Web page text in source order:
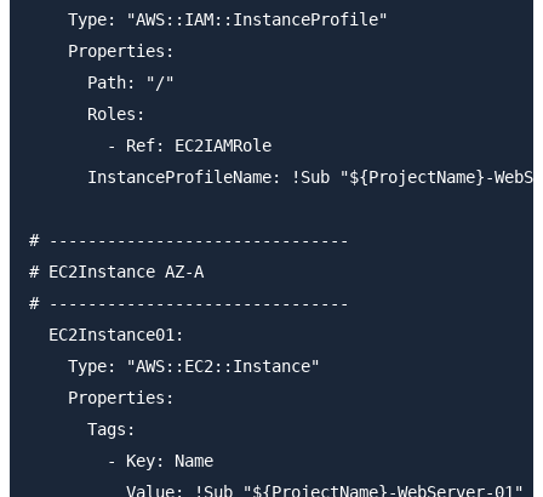
    Type: "AWS::IAM::InstanceProfile"
    Properties:
      Path: "/"
      Roles:
        - Ref: EC2IAMRole
InstanceProfileName: !Sub "${ProjectName}-
# -------------------------------
# EC2Instance AZ-A
# -------------------------------
  EC2Instance01:
    Type: "AWS::EC2::Instance"
    Properties:
      Tags:
        - Key: Name
          Value: !Sub "${ProjectName}-WebServer-01"